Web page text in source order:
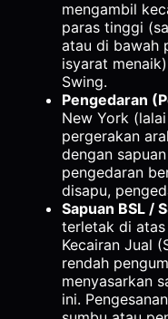
mengambil
paras tinggi
atau di bawah
isyarat
Swing.
Pengedaran
New York
pergerakan
dengan
pengedaran
disapu,
Sapuan BSL /
terletak di
Kecairan Jual
rendah
menyasarkan
ini.